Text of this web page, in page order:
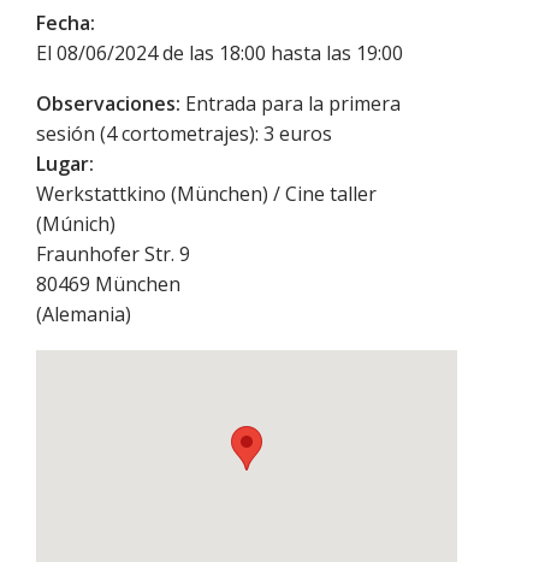
Fecha:
El 08/06/2024 de las 18:00 hasta las 19:00
Observaciones: Entrada para la primera
sesión (4 cortometrajes): 3 euros
Lugar:
Werkstattkino (München) / Cine taller
(Múnich)
Fraunhofer Str. 9
80469 München
(Alemania)